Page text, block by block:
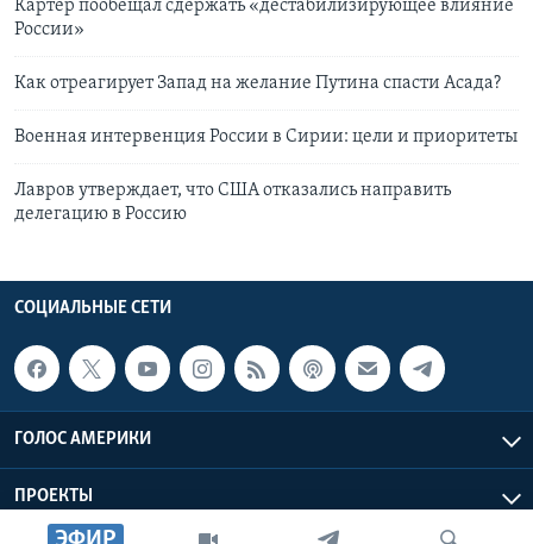
Картер пообещал сдержать «дестабилизирующее влияние
России»
Как отреагирует Запад на желание Путина спасти Асада?
Военная интервенция России в Сирии: цели и приоритеты
Лавров утверждает, что США отказались направить
делегацию в Россию
СОЦИАЛЬНЫЕ СЕТИ
ГОЛОС АМЕРИКИ
ПРОЕКТЫ